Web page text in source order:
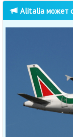
Alitalia может